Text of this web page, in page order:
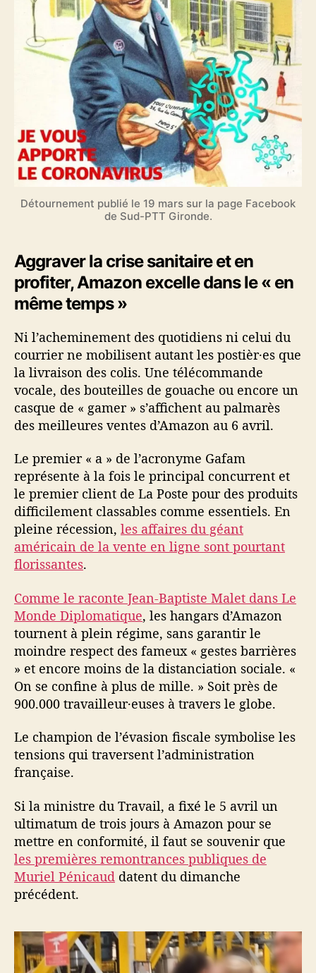
Détournement publié le 19 mars sur la page Facebook
de Sud-PTT Gironde.
Aggraver la crise sanitaire et en
profiter, Amazon excelle dans le « en
même temps »
Ni l’acheminement des quotidiens ni celui du
courrier ne mobilisent autant les postièr·es que
la livraison des colis. Une télécommande
vocale, des bouteilles de gouache ou encore un
casque de « gamer » s’affichent au palmarès
des meilleures ventes d’Amazon au 6 avril.
Le premier « a » de l’acronyme Gafam
représente à la fois le principal concurrent et
le premier client de La Poste pour des produits
difficilement classables comme essentiels. En
pleine récession, les affaires du géant
américain de la vente en ligne sont pourtant
florissantes.
Comme le raconte Jean-Baptiste Malet dans Le
Monde Diplomatique, les hangars d’Amazon
tournent à plein régime, sans garantir le
moindre respect des fameux « gestes barrières
» et encore moins de la distanciation sociale. «
On se confine à plus de mille. » Soit près de
900.000 travailleur·euses à travers le globe.
Le champion de l’évasion fiscale symbolise les
tensions qui traversent l’administration
française.
Si la ministre du Travail, a fixé le 5 avril un
ultimatum de trois jours à Amazon pour se
mettre en conformité, il faut se souvenir que
les premières remontrances publiques de
Muriel Pénicaud datent du dimanche
précédent.